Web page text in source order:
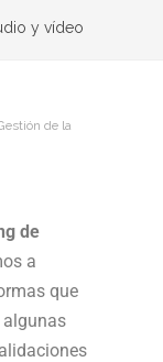
y vídeo
de la
de
a
que
algunas